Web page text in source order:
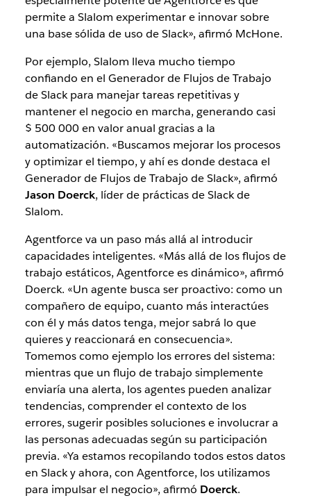
permite a Slalom experimentar e innovar sobre
una base sólida de uso de Slack», afirmó McHone.
Por ejemplo, Slalom lleva mucho tiempo
confiando en el Generador de Flujos de Trabajo
de Slack para manejar tareas repetitivas y
mantener el negocio en marcha, generando casi
$ 500 000 en valor anual gracias a la
automatización. «Buscamos mejorar los procesos
y optimizar el tiempo, y ahí es donde destaca el
Generador de Flujos de Trabajo de Slack», afirmó
Jason Doerck, líder de prácticas de Slack de
Slalom.
Agentforce va un paso más allá al introducir
capacidades inteligentes. «Más allá de los flujos de
trabajo estáticos, Agentforce es dinámico», afirmó
Doerck. «Un agente busca ser proactivo: como un
compañero de equipo, cuanto más interactúes
con él y más datos tenga, mejor sabrá lo que
quieres y reaccionará en consecuencia».
Tomemos como ejemplo los errores del sistema:
mientras que un flujo de trabajo simplemente
enviaría una alerta, los agentes pueden analizar
tendencias, comprender el contexto de los
errores, sugerir posibles soluciones e involucrar a
las personas adecuadas según su participación
previa. «Ya estamos recopilando todos estos datos
en Slack y ahora, con Agentforce, los utilizamos
para impulsar el negocio», afirmó Doerck.